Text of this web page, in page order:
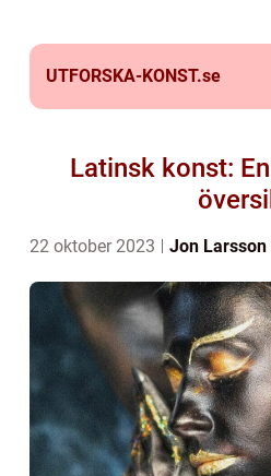
UTFORSKA-KONST.se
Latinsk konst:
22 oktober 2023 Jon Larsson